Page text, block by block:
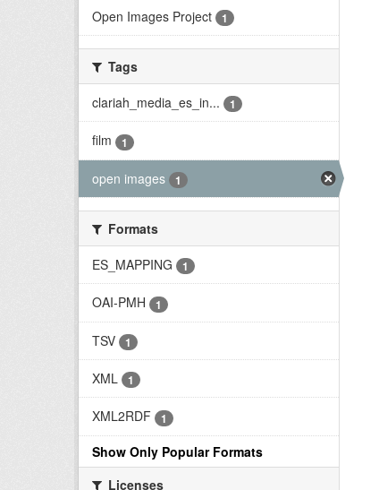
Open Images Project 1
Tags
clariah_media_es_in...
1
film 1
open images 1
Formats
ES_MAPPING
1
OAI-PMH 1
TSV 1
XML 1
XML2RDF 1
Show Only Popular Formats
Licenses